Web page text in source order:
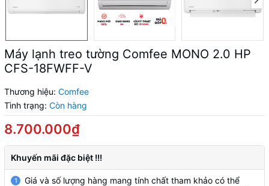
Máy lạnh treo tường Comfee MONO 2.0 HP
CFS-18FWFF-V
Thương hiệu: Comfee
Tình trạng: Còn hàng
8.700.000₫
Khuyến mãi đặc biệt !!!
1
Giá và số lượng hàng mang tính chất tham khảo có thể